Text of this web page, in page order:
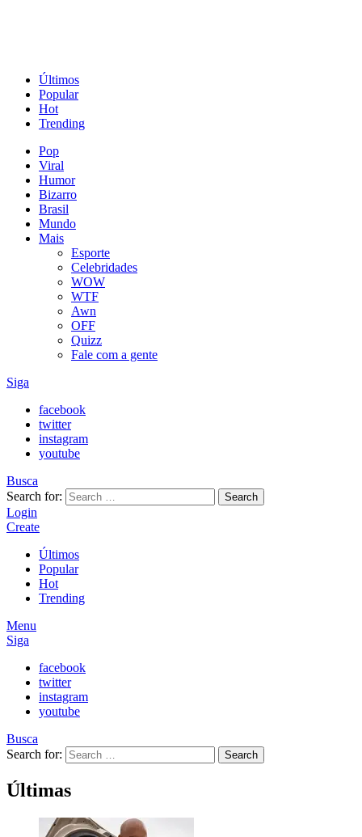
Últimos
Popular
Hot
Trending
Pop
Viral
Humor
Bizarro
Brasil
Mundo
Mais
Esporte
Celebridades
WOW
WTF
Awn
OFF
Quizz
Fale com a gente
Siga
facebook
twitter
instagram
youtube
Busca
Search for:
Search
Login
Create
Últimos
Popular
Hot
Trending
Menu
Siga
facebook
twitter
instagram
youtube
Busca
Search for:
Search
Últimas